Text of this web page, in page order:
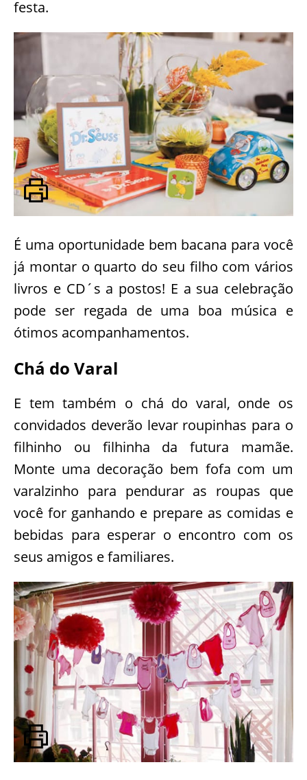
festa.
É uma oportunidade bem bacana para você
já montar o quarto do seu filho com vários
livros e CD´s a postos! E a sua celebração
pode ser regada de uma boa música e
ótimos acompanhamentos.
Chá do Varal
E tem também o chá do varal, onde os
convidados deverão levar roupinhas para o
filhinho ou filhinha da futura mamãe.
Monte uma decoração bem fofa com um
varalzinho para pendurar as roupas que
você for ganhando e prepare as comidas e
bebidas para esperar o encontro com os
seus amigos e familiares.